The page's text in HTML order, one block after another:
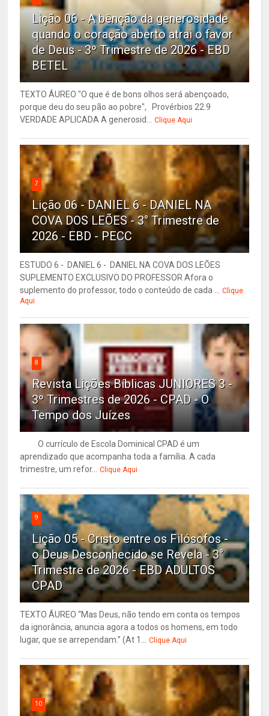
Lição 06 - A bênção da generosidade
quando o coração aberto atrai o favor
de Deus - 3º Trimestre de 2026 - EBD
BETEL
TEXTO ÁUREO "O que é de bons olhos será abençoado,
porque deu do seu pão ao pobre", Provérbios 22.9
VERDADE APLICADA A generosid... Clique Aqui
7
Lição 06 - DANIEL 6 - DANIEL NA
COVA DOS LEÕES - 3° Trimestre de
2026 - EBD - PECC
ESTUDO 6 - DANIEL 6 - DANIEL NA COVA DOS LEÕES
SUPLEMENTO EXCLUSIVO DO PROFESSOR Afora o
suplemento do professor, todo o conteúdo de cada ... Clique
Aqui
8
Revista Lições Bíblicas JUNIORES 3 -
3º Trimestres de 2026 - CPAD - O
Tempo dos Juízes
O currículo de Escola Dominical CPAD é um
aprendizado que acompanha toda a família. A cada
trimestre, um refor... Clique Aqui
9
Lição 05 - Cristo entre os Filósofos -
o Deus Desconhecido se Revela - 3°
Trimestre de 2026 - EBD ADULTOS
CPAD
TEXTO ÁUREO “Mas Deus, não tendo em conta os tempos
da ignorância, anuncia agora a todos os homens, em todo
lugar, que se arrependam.” (At 1... Clique Aqui
10